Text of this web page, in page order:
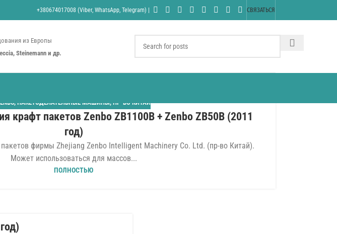
+380674017008 (Viber, WhatsApp, Telegram) | СВЯЗАТЬСЯ
из Европы
Steinemann и др.
,ПАКЕТОДЕЛАТЕЛЬНЫЕ МАШИНЫ,ПР-ВО КИТАЙ
крафт пакетов Zenbo ZB1100B + Zenbo ZB50B (2011
год)
фирмы Zhejiang Zenbo Intelligent Machinery Co. Ltd. (пр-во Китай).
Может использоваться для массов...
ПОЛНОСТЬЮ